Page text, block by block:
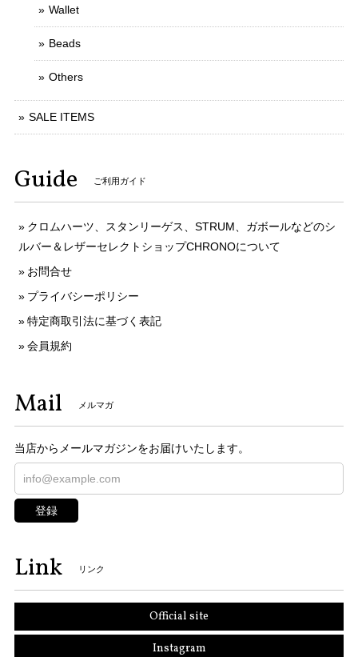
Wallet
Beads
Others
SALE ITEMS
Guide ご利用ガイド
クロムハーツ、スタンリーゲス、STRUM、ガボールなどのシ
ルバー＆レザーセレクトショップCHRONOについて
お問合せ
プライバシーポリシー
特定商取引法に基づく表記
会員規約
Mail メルマガ
当店からメールマガジンをお届けいたします。
登録
Link リンク
Official site
Instagram